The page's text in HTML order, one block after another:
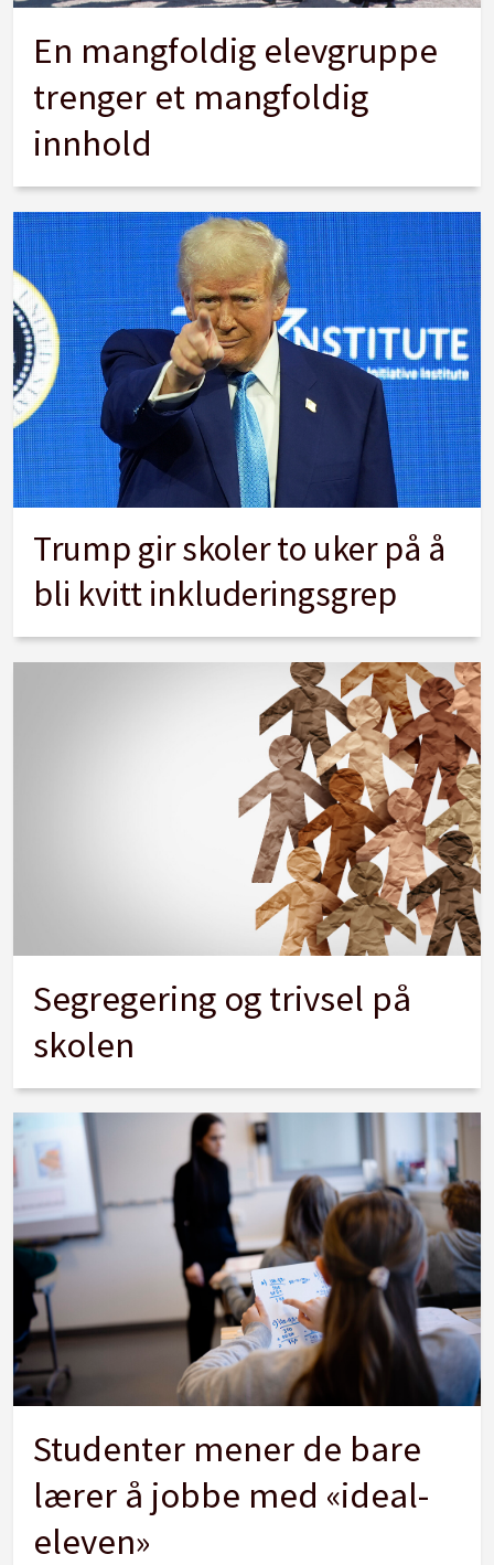
En mangfoldig elevgruppe
trenger et mangfoldig
innhold
Trump gir skoler to uker på å
bli kvitt inkluderingsgrep
Segregering og trivsel på
skolen
Studenter mener de bare
lærer å jobbe med «ideal-
eleven»